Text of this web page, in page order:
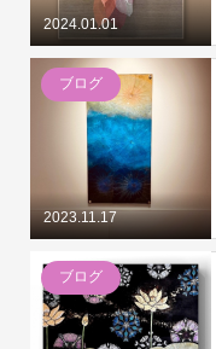
2024.01.01
ブログ
2023.11.17
ブログ